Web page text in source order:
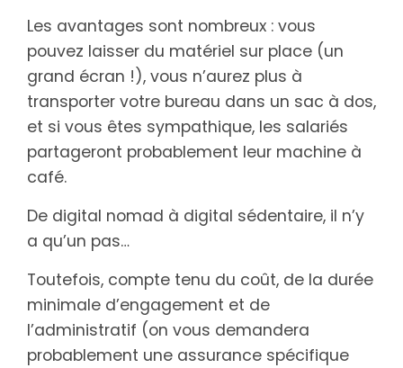
Les avantages sont nombreux : vous
pouvez laisser du matériel sur place (un
grand écran !), vous n’aurez plus à
transporter votre bureau dans un sac à dos,
et si vous êtes sympathique, les salariés
partageront probablement leur machine à
café.
De digital nomad à digital sédentaire, il n’y
a qu’un pas…
Toutefois, compte tenu du coût, de la durée
minimale d’engagement et de
l’administratif (on vous demandera
probablement une assurance spécifique